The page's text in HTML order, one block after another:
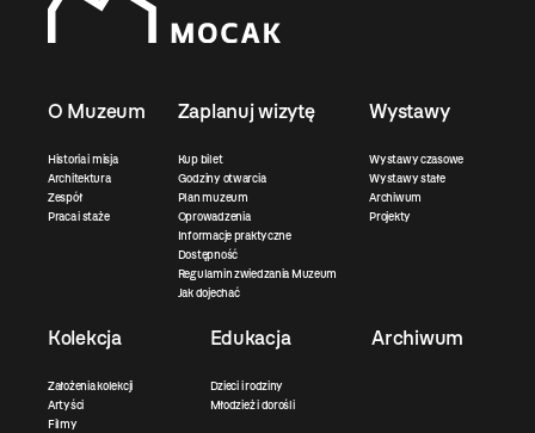
O Muzeum
Historia i misja
Architektura
Zespół
Praca i staże
Zaplanuj wizytę
Kup bilet
Godziny otwarcia
Plan muzeum
Oprowadzenia
Informacje praktyczne
Dostępność
Regulamin zwiedzania Muzeum
Jak dojechać
Wystawy
Wystawy czasowe
Wystawy stałe
Archiwum
Projekty
Kolekcja
Założenia kolekcji
Artyści
Filmy
Edukacja
Dzieci i rodziny
Młodzież i dorośli
Archiwum